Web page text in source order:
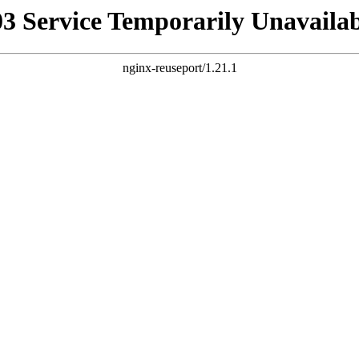
Service Temporarily
nginx-reuseport/1.21.1